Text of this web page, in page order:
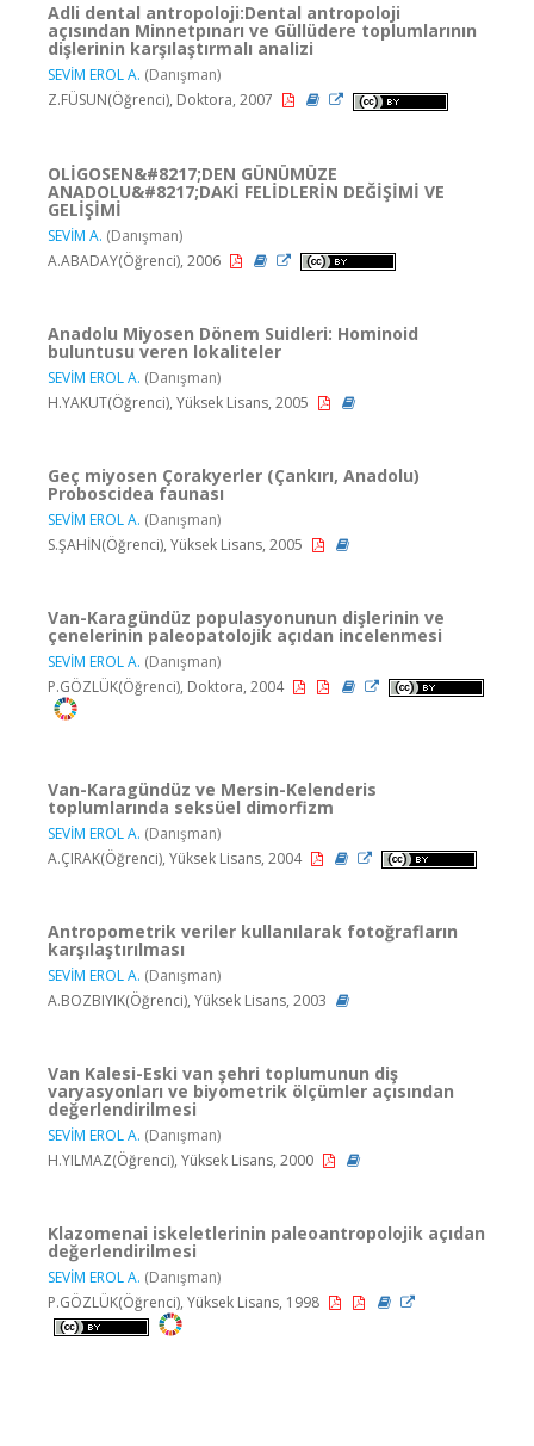
Adli dental antropoloji:Dental antropoloji
açısından Minnetpınarı ve Güllüdere toplumlarının
dişlerinin karşılaştırmalı analizi
SEVİM EROL A. (Danışman)
Z.FÜSUN(Öğrenci), Doktora, 2007
OLİGOSEN&#8217;DEN GÜNÜMÜZE
ANADOLU&#8217;DAKİ FELİDLERİN DEĞİŞİMİ VE
GELİŞİMİ
SEVİM A. (Danışman)
A.ABADAY(Öğrenci), 2006
Anadolu Miyosen Dönem Suidleri: Hominoid
buluntusu veren lokaliteler
SEVİM EROL A. (Danışman)
H.YAKUT(Öğrenci), Yüksek Lisans, 2005
Geç miyosen Çorakyerler (Çankırı, Anadolu)
Proboscidea faunası
SEVİM EROL A. (Danışman)
S.ŞAHİN(Öğrenci), Yüksek Lisans, 2005
Van-Karagündüz populasyonunun dişlerinin ve
çenelerinin paleopatolojik açıdan incelenmesi
SEVİM EROL A. (Danışman)
P.GÖZLÜK(Öğrenci), Doktora, 2004
Van-Karagündüz ve Mersin-Kelenderis
toplumlarında seksüel dimorfizm
SEVİM EROL A. (Danışman)
A.ÇIRAK(Öğrenci), Yüksek Lisans, 2004
Antropometrik veriler kullanılarak fotoğrafların
karşılaştırılması
SEVİM EROL A. (Danışman)
A.BOZBIYIK(Öğrenci), Yüksek Lisans, 2003
Van Kalesi-Eski van şehri toplumunun diş
varyasyonları ve biyometrik ölçümler açısından
değerlendirilmesi
SEVİM EROL A. (Danışman)
H.YILMAZ(Öğrenci), Yüksek Lisans, 2000
Klazomenai iskeletlerinin paleoantropolojik açıdan
değerlendirilmesi
SEVİM EROL A. (Danışman)
P.GÖZLÜK(Öğrenci), Yüksek Lisans, 1998